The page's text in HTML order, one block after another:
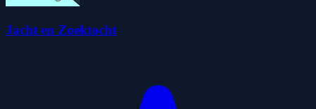
Jacht en Zoektocht